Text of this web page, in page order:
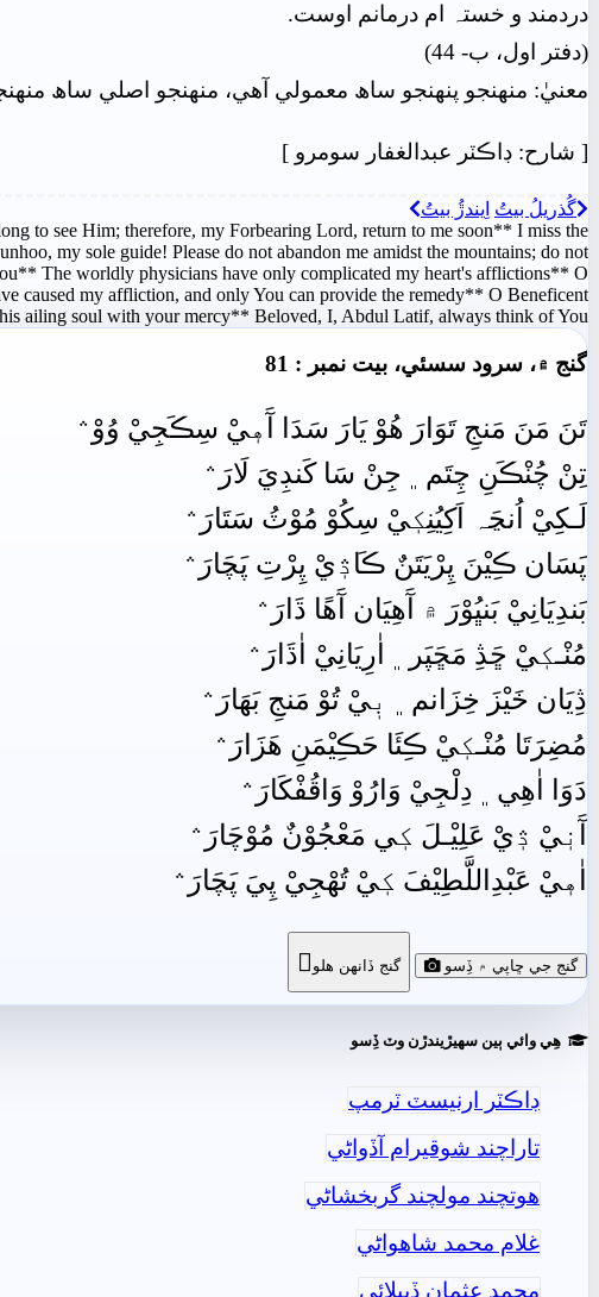
دردمند و خستہ ام درمانم اوست.
(دفتر اول، ب- 44)
معنيٰ: منھنجو پنھنجو ساھ معمولي آهي، منھنجو اصلي ساھ
[ شارح: ڊاڪٽر عبدالغفار سومرو ]
گُذريلُ بيتُ اِيندڙُ بيتُ
to see Him; therefore, my Forbearing Lord, return to me soon** I miss the
my sole guide! Please do not abandon me amidst the mountains; do not
The worldly physicians have only complicated my heart's afflictions** O
caused my affliction, and only You can provide the remedy** O Beneficent
ailing soul with your mercy** Beloved, I, Abdul Latif, always think of You**
گنج ۾، سرود سسئي، بيت نمبر : 81
تَنَ مَنَ مَنجِ تَوَارَ هُوْ يَارَ سَدَا آَهٖيْ سِڪَجِيْ وُوْ﮶
تِنْ چُنْڪَنِ چِتَم﮼ جِنْ سَا کَنڊِيَ لَارَ﮶
لَـکِيْ اُنڃَہ اَکِيُنِکٖيْ سِکُوْ مُوْٽُ سَتَارَ﮶
پَسَان ڪِيْنَ پِرْيَتَنٌ ڪَاڎٖيْ پِرْتِ پَچَارَ﮶
بَندِيَانِيْ بَنڀُوْرَ ۾ آَهِيَان آَهًا ڌَارَ﮶
مُنْـکٖيْ ڇَڎِ مَڇَپَر﮼ اٰرِيَانِيْ اٰڌَارَ﮶
ڎِيَان خَيْزَ خِزَانم﮼ بٖيْ تُوْ مَنجِ بَهَارَ﮶
مُضِرَتَا مُنْـکٖيْ ڪِئَا حَڪِيْمَنِ هَزَارَ﮶
دَوَا اٰهِي﮼ دِلْجِيْ وَارُوْ وَاقُفْکَارَ﮶
آَنٖيْ ڎٖيْ عَلِيْـلَ کٖي مَعْجُوْنٌ مُوْچَارَ﮶
اٰهٖيْ عَبْدِاللَّطِيْفَ کٖيْ تُھْجِيْ پِيَ پَچَارَ﮶
گنج جي ڇاپي ۾ ڏِسو گنج ڏانھن ھلو 
ھِي وائي ٻين سھيڙيندڙن وٽ ڏِسو
ڊاڪٽر ارنيسٽ ٽرمپ
تاراچند شوقيرام آڏواڻي
ھوتچند مولچند گربخشاڻي
غلام محمد شاھواڻي
محمد عثمان ڏيپلائي